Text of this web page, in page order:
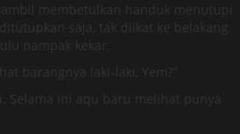
membetulkan handuk menutupi
saja, tak diikat ke belakang.
nampak kekar.
barangnya laki-laki, Yem?”
Selama ini aqu baru melihat punya